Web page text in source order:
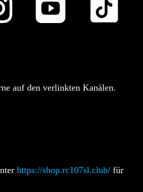
auf den verlinkten Kanälen.
https://shop.rc107sl.club/ für